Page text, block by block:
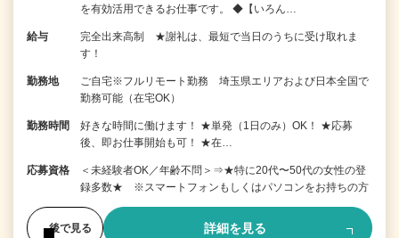
を有効活用できるお仕事です。 ◆【いろん…
給与
完全出来高制 ★謝礼は、最短で当日のうちに受け取れま
す！
勤務地
ご自宅※フルリモート勤務 埼玉県エリアおよび日本全国で
勤務可能（在宅OK）
勤務時間
好きな時間に働けます！ ★単発（1日のみ）OK！ ★応募
後、即お仕事開始も可！ ★在…
応募資格
＜未経験者OK／年齢不問＞⇒★特に20代〜50代の女性の登
録多数★ ※スマートフォンもしくはパソコンをお持ちの方
後で見る 詳細を見る